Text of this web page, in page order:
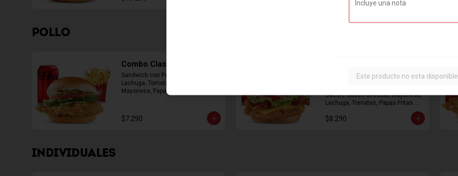
POLLO
Combo Classic Chicken
Sandwich con Pechuga Apanada,
Lechuga, Tomate, Pepinillos y
Mayonesa, Papas Fritas Mediana,
$7.290
Bacon, Queso Cheddar, Mayonesa,
Lechuga, Tomates, Papas Fritas
$8.290
INDIVIDUALES
Este producto no esta disponible